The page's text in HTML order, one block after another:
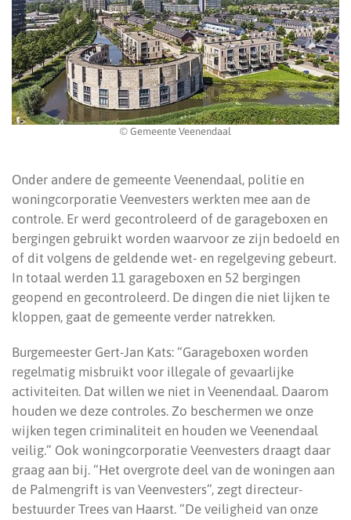
© Gemeente Veenendaal
Onder andere de gemeente Veenendaal, politie en
woningcorporatie Veenvesters werkten mee aan de
controle. Er werd gecontroleerd of de garageboxen en
bergingen gebruikt worden waarvoor ze zijn bedoeld en
of dit volgens de geldende wet- en regelgeving gebeurt.
In totaal werden 11 garageboxen en 52 bergingen
geopend en gecontroleerd. De dingen die niet lijken te
kloppen, gaat de gemeente verder natrekken.
Burgemeester Gert-Jan Kats: “Garageboxen worden
regelmatig misbruikt voor illegale of gevaarlijke
activiteiten. Dat willen we niet in Veenendaal. Daarom
houden we deze controles. Zo beschermen we onze
wijken tegen criminaliteit en houden we Veenendaal
veilig.” Ook woningcorporatie Veenvesters draagt daar
graag aan bij. “Het overgrote deel van de woningen aan
de Palmengrift is van Veenvesters”, zegt directeur-
bestuurder Trees van Haarst. “De veiligheid van onze